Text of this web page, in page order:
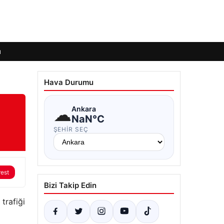
trafiği
Hava Durumu
☁Ankara
NaN°C
ŞEHIR SEÇ
Bizi Takip Edin